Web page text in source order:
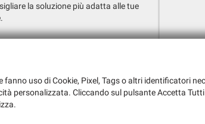
la soluzione più adatta alle tue
03147730265
imprese:TV
uso di Cookie, Pixel, Tags o altri identificatori
personalizzata. Cliccando sul pulsante Accetta